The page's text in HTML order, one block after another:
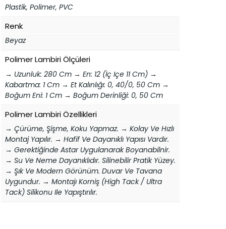
Plastik, Polimer, PVC
Renk
Beyaz
Polimer Lambiri Ölçüleri
→ Uzunluk: 280 Cm → En: 12 (İç Içe 11 Cm) →
Kabartma: 1 Cm → Et Kalınlığı: 0, 40/0, 50 Cm →
Boğum Eni: 1 Cm → Boğum Derinliği: 0, 50 Cm
Polimer Lambiri Özellikleri
→ Çürüme, Şişme, Koku Yapmaz. → Kolay Ve Hızlı
Montaj Yapılır. → Hafif Ve Dayanıklı Yapısı Vardır.
→ Gerektiğinde Astar Uygulanarak Boyanabilnir.
→ Su Ve Neme Dayanıklıdır. Silinebilir Pratik Yüzey.
→ Şık Ve Modern Görünüm. Duvar Ve Tavana
Uygundur. → Montajı Korniş (high Tack / Ultra
Tack) Silikonu Ile Yapıştırılır.